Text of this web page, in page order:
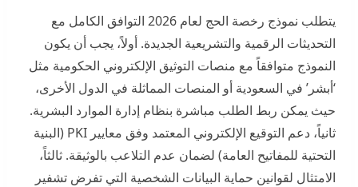
يتطلب نموذج رخصة الحج لعام 2026 التوافق الكامل مع
التحديثات الرقمية والتشريعية الجديدة. أولاً، يجب أن يكون
النموذج متوافقاً مع منصات التوثيق الإلكتروني الحكومية مثل
‘أبشر’ في السعودية أو المنصات المماثلة في الدول الأخرى،
حيث يمكن ربط الطلب مباشرة بنظام إدارة الموارد البشرية.
ثانياً، دعم التوقيع الإلكتروني المعتمد وفق معايير PKI (البنية
التحتية للمفاتيح العامة) لضمان عدم التلاعب بالوثيقة. ثالثاً،
الامتثال لقوانين حماية البيانات الشخصية التي تفرض تشفير